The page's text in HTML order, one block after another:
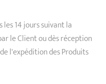
14 jours suivant la
le Client ou dès réception
l'expédition des Produits